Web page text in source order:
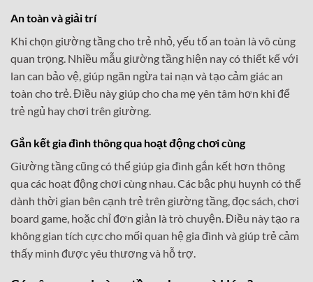
An toàn và giải trí
Khi chọn giường tầng cho trẻ nhỏ, yếu tố an toàn là vô cùng
quan trọng. Nhiều mẫu giường tầng hiện nay có thiết kế với
lan can bảo vệ, giúp ngăn ngừa tai nạn và tạo cảm giác an
toàn cho trẻ. Điều này giúp cho cha mẹ yên tâm hơn khi để
trẻ ngủ hay chơi trên giường.
Gắn kết gia đình thông qua hoạt động chơi cùng
Giường tầng cũng có thể giúp gia đình gắn kết hơn thông
qua các hoạt động chơi cùng nhau. Các bậc phụ huynh có thể
dành thời gian bên cạnh trẻ trên giường tầng, đọc sách, chơi
board game, hoặc chỉ đơn giản là trò chuyện. Điều này tạo ra
không gian tích cực cho mối quan hệ gia đình và giúp trẻ cảm
thấy mình được yêu thương và hỗ trợ.